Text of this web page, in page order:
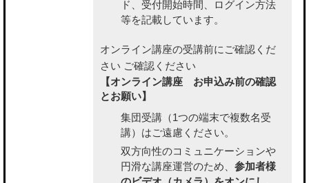
ド、受付開始時間、ログイン方法
等を記載しています。
オンライン講座の受講前にご確認くだ
さい ご確認ください
【オンライン講座 お申込み前の確認
とお願い】
集団受講（1つの端末で複数名受
講）はご遠慮ください。
双方向性のコミュニケーションや
円滑な講座運営のため、 参加者様